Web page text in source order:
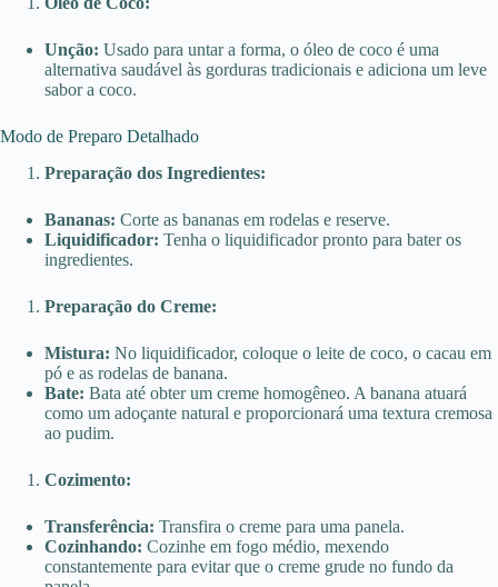
Unção: Usado para untar a forma, o óleo de coco é uma
alternativa saudável às gorduras tradicionais e adiciona um leve
sabor a coco.
Modo de Preparo Detalhado
Preparação dos Ingredientes:
Bananas: Corte as bananas em rodelas e reserve.
Liquidificador: Tenha o liquidificador pronto para bater os
ingredientes.
Preparação do Creme:
Mistura: No liquidificador, coloque o leite de coco, o cacau em
pó e as rodelas de banana.
Bate: Bata até obter um creme homogêneo. A banana atuará
como um adoçante natural e proporcionará uma textura cremosa
ao pudim.
Cozimento:
Transferência: Transfira o creme para uma panela.
Cozinhando: Cozinhe em fogo médio, mexendo
constantemente para evitar que o creme grude no fundo da